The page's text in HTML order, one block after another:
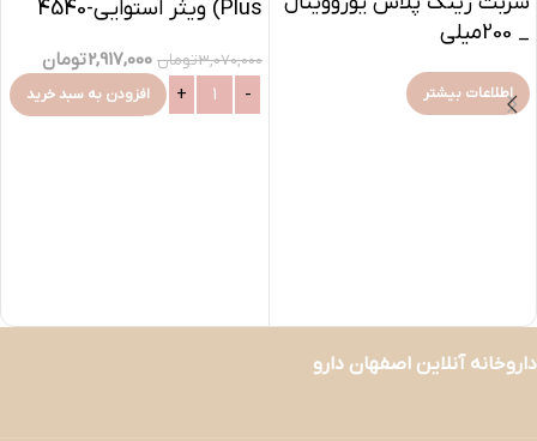
_ 200میلی
اطلاعات بیشتر
Plus) ویثر استوایی-4540
3,070,000تومان 2,917,000تومان
افزودن به سبد خرید
داروخانه آنلاین اصفهان دارو